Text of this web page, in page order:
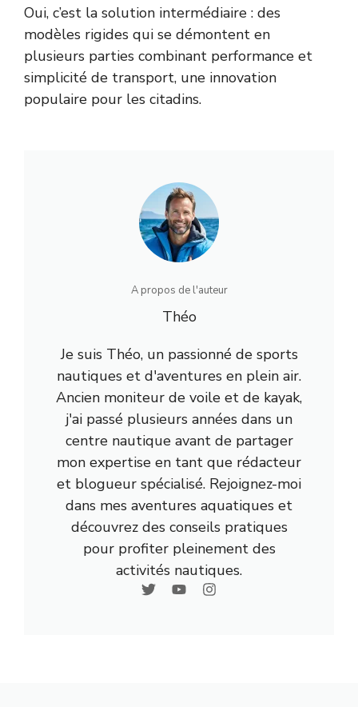
Oui, c’est la solution intermédiaire : des
modèles rigides qui se démontent en
plusieurs parties combinant performance et
simplicité de transport, une innovation
populaire pour les citadins.
A propos de l'auteur
Théo
Je suis Théo, un passionné de sports
nautiques et d'aventures en plein air.
Ancien moniteur de voile et de kayak,
j'ai passé plusieurs années dans un
centre nautique avant de partager
mon expertise en tant que rédacteur
et blogueur spécialisé. Rejoignez-moi
dans mes aventures aquatiques et
découvrez des conseils pratiques
pour profiter pleinement des
activités nautiques.